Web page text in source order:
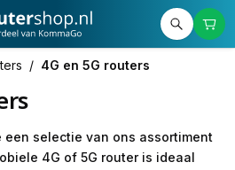
/ 4G en 5G routers
selectie van ons assortiment
4G of 5G router is ideaal